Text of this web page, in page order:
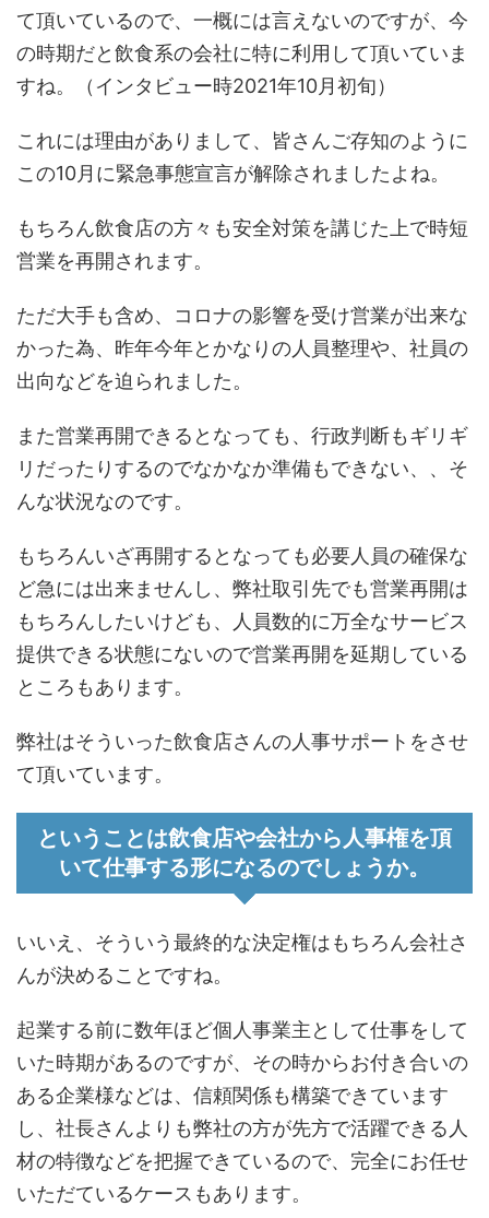
て頂いているので、一概には言えないのですが、今
の時期だと飲食系の会社に特に利用して頂いていま
すね。（インタビュー時2021年10月初旬）
これには理由がありまして、皆さんご存知のように
この10月に緊急事態宣言が解除されましたよね。
もちろん飲食店の方々も安全対策を講じた上で時短
営業を再開されます。
ただ大手も含め、コロナの影響を受け営業が出来な
かった為、昨年今年とかなりの人員整理や、社員の
出向などを迫られました。
また営業再開できるとなっても、行政判断もギリギ
リだったりするのでなかなか準備もできない、、そ
んな状況なのです。
もちろんいざ再開するとなっても必要人員の確保な
ど急には出来ませんし、弊社取引先でも営業再開は
もちろんしたいけども、人員数的に万全なサービス
提供できる状態にないので営業再開を延期している
ところもあります。
弊社はそういった飲食店さんの人事サポートをさせ
て頂いています。
ということは飲食店や会社から人事権を頂
いて仕事する形になるのでしょうか。
いいえ、そういう最終的な決定権はもちろん会社さ
んが決めることですね。
起業する前に数年ほど個人事業主として仕事をして
いた時期があるのですが、その時からお付き合いの
ある企業様などは、信頼関係も構築できています
し、社長さんよりも弊社の方が先方で活躍できる人
材の特徴などを把握できているので、完全にお任せ
いただているケースもあります。